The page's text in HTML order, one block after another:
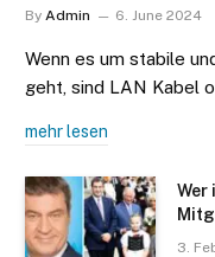
By Admin 6. June 2024
Wenn es um stabile
geht, sind LAN Kabel
mehr lesen
Wer
3.